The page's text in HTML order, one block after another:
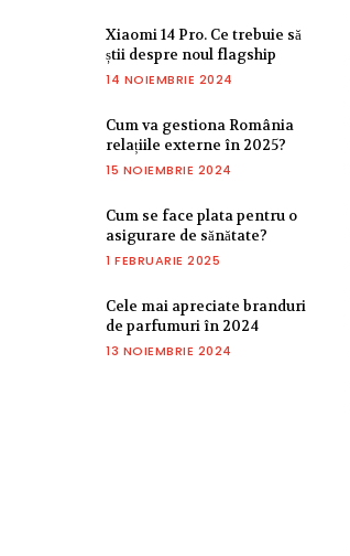
Xiaomi 14 Pro. Ce trebuie să
știi despre noul flagship
14 NOIEMBRIE 2024
Cum va gestiona România
relațiile externe în 2025?
15 NOIEMBRIE 2024
Cum se face plata pentru o
asigurare de sănătate?
1 FEBRUARIE 2025
Cele mai apreciate branduri
de parfumuri în 2024
13 NOIEMBRIE 2024